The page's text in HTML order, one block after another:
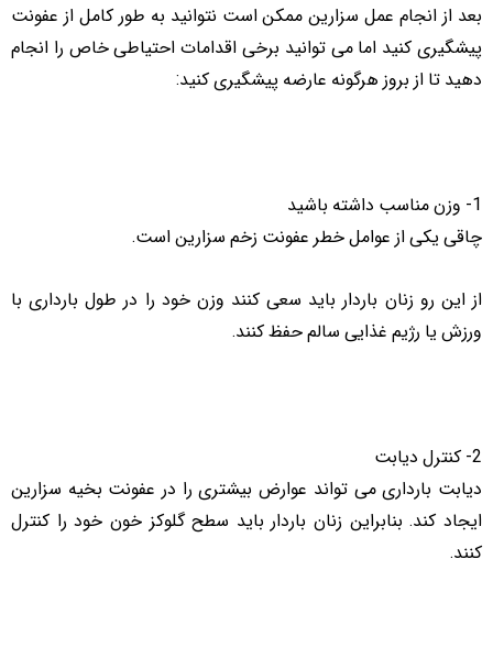
بعد از انجام عمل سزارین ممکن است نتوانید به طور کامل از عفونت
پیشگیری کنید اما می توانید برخی اقدامات احتیاطی خاص را انجام
دهید تا از بروز هرگونه عارضه پیشگیری کنید:
1- وزن مناسب داشته باشید
چاقی یکی از عوامل خطر عفونت زخم سزارین است.
از این رو زنان باردار باید سعی کنند وزن خود را در طول بارداری با
ورزش یا رژیم غذایی سالم حفظ کنند.
2- کنترل دیابت
دیابت بارداری می تواند عوارض بیشتری را در عفونت بخیه سزارین
ایجاد کند. بنابراین زنان باردار باید سطح گلوکز خون خود را کنترل
کنند.